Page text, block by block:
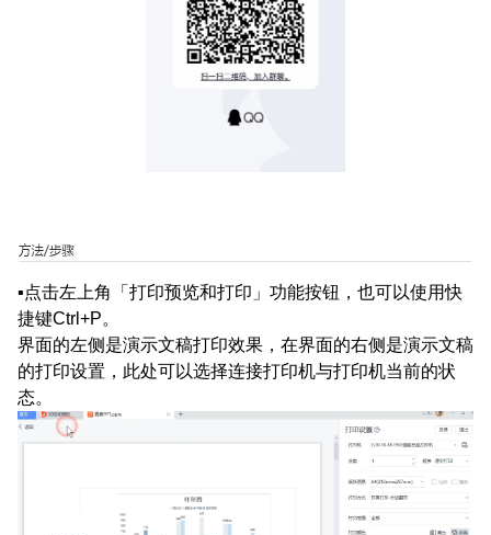
▪点击左上角「打印预览和打印」功能按钮，也可以使用快
捷键Ctrl+P。
界面的左侧是演示文稿打印效果，在界面的右侧是演示文稿
的打印设置，此处可以选择连接打印机与打印机当前的状
态。